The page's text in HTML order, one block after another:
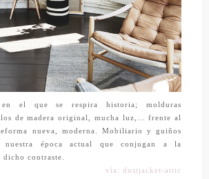
en el que se respira historia; molduras
de madera original, mucha luz,… frente al
nueva, moderna. Mobiliario y guiños
nuestra época actual que conjugan a la
contraste.
vía: dustjacket-attic